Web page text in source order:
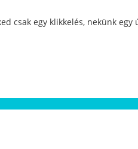
csak egy klikkelés, nekünk